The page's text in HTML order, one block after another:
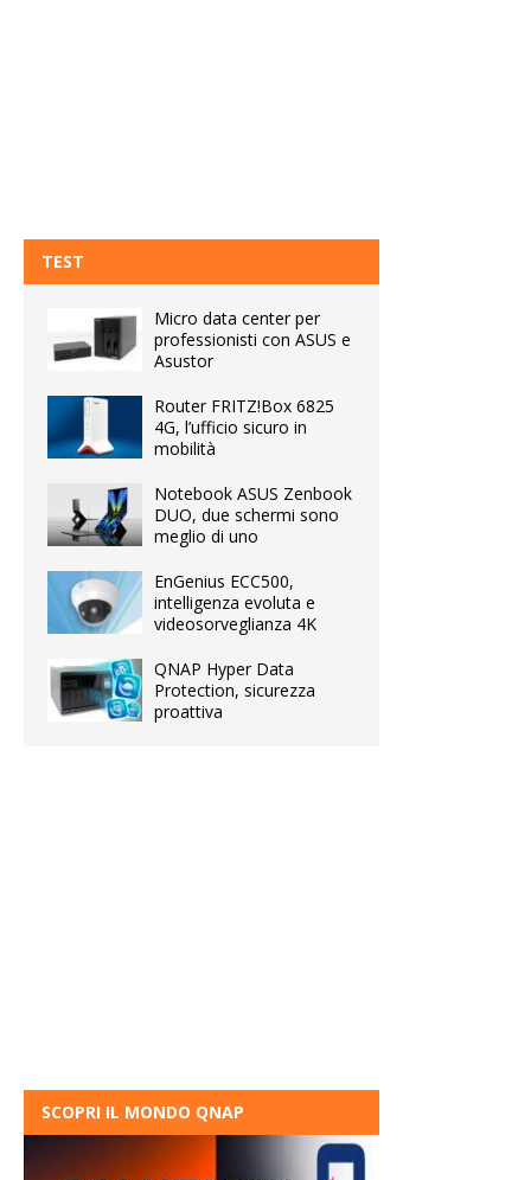
TEST
Micro data center per
professionisti con ASUS e
Asustor
Router FRITZ!Box 6825
4G, l’ufficio sicuro in
mobilità
Notebook ASUS Zenbook
DUO, due schermi sono
meglio di uno
EnGenius ECC500,
intelligenza evoluta e
videosorveglianza 4K
QNAP Hyper Data
Protection, sicurezza
proattiva
SCOPRI IL MONDO QNAP